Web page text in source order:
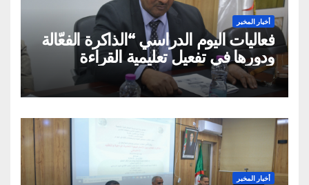
أخبار المخبر
فعاليات اليوم الدراسي “الذاكرة الفعّالة
ودورها في تفعيل تعليمية القراءة
السريعة والقراءة التصويرية”
أخبار المخبر